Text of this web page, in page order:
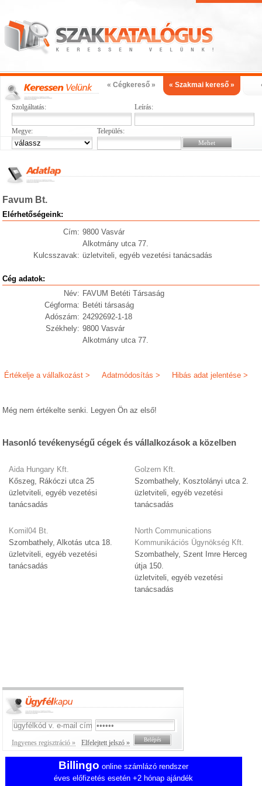
« Cégkereső » « Szakmai kereső »
Szolgáltatás: Leírás:
Megye: Település:
Favum Bt.
Elérhetőségeink:
Cím: 9800 Vasvár
Alkotmány utca 77.
Kulcsszavak: üzletviteli, egyéb vezetési tanácsadás
Cég adatok:
Név: FAVUM Betéti Társaság
Cégforma: Betéti társaság
Adószám: 24292692-1-18
Székhely: 9800 Vasvár
Alkotmány utca 77.
Hibás adat jelentése >
Adatmódosítás >
Értékelje a vállalkozást >
Még nem értékelte senki. Legyen Ön az első!
Hasonló tevékenységű cégek és vállalkozások a közelben
Aida Hungary Kft.
Kőszeg, Rákóczi utca 25
üzletviteli, egyéb vezetési
tanácsadás
Komil04 Bt.
Szombathely, Alkotás utca 18.
üzletviteli, egyéb vezetési
tanácsadás
Golzern Kft.
Szombathely, Kosztolányi utca 2.
üzletviteli, egyéb vezetési
tanácsadás
North Communications
Kommunikációs Ügynökség Kft.
Szombathely, Szent Imre Herceg
útja 150.
üzletviteli, egyéb vezetési
tanácsadás
Ingyenes regisztráció » Elfelejtett jelszó »
Billingo online számlázó rendszer
éves előfizetés esetén +2 hónap ajándék